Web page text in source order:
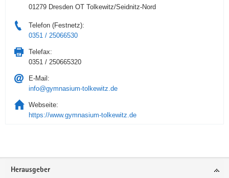
01279 Dresden OT Tolkewitz/Seidnitz-Nord
Telefon (Festnetz):
0351 / 25066530
Telefax:
0351 / 250665320
E-Mail:
info@gymnasium-tolkewitz.de
Webseite:
https://www.gymnasium-tolkewitz.de
Service
Herausgeber